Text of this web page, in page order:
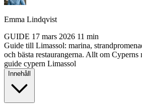
Emma Lindqvist
GUIDE 17 mars 2026 11 min
Guide till Limassol: marina,
och bästa restaurangerna. Allt om Cyperns
guide cypern Limassol
Innehåll